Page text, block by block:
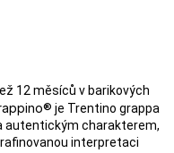
12 měsíců v barikových
je Trentino grappa
autentickým charakterem,
interpretaci